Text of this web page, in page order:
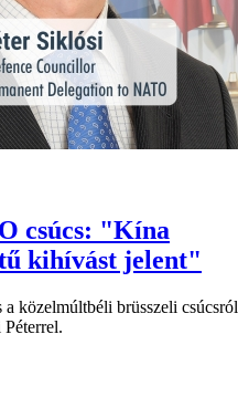
csúcs: "Kína
kihívást jelent"
közelmúltbéli brüsszeli csúcsról